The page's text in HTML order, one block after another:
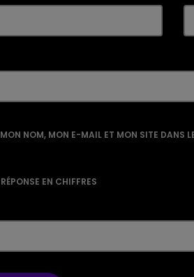
MON NOM, MON E-MAIL ET MON SITE DANS
EN CHIFFRES